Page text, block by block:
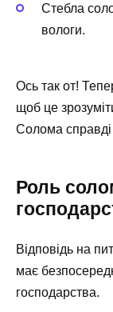
Стебла
вологи.
Ось так от!
щоб це
Солома
Роль
Відповідь на
має
господарства.